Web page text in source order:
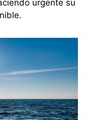
urgente su